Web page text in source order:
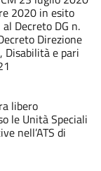
2020 in esito
Decreto DG n.
Direzione
Disabilità e pari
libero
le Unità Speciali
nell’ATS di